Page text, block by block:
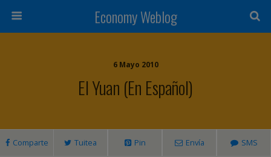
Economy Weblog
6 Mayo 2010
El Yuan (en Español)
Comparte Tuitea Pin Envía SMS